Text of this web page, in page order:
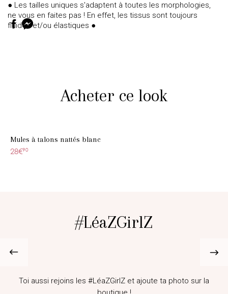
● Les tailles uniques s'adaptent à toutes les morphologies,
ne vous en faites pas ! En effet, les tissus sont toujours
fluides et/ou élastiques ●
Acheter ce look
Mules à talons nattés blanc
28€90
#LéaZGirlZ
Toi aussi rejoins les #LéaZGirlZ et ajoute ta photo sur la